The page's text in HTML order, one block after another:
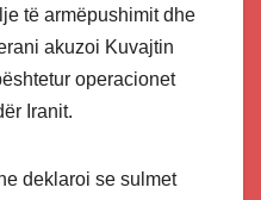
të armëpushimit dhe
akuzoi Kuvajtin
operacionet
Iranit.
deklaroi se sulmet